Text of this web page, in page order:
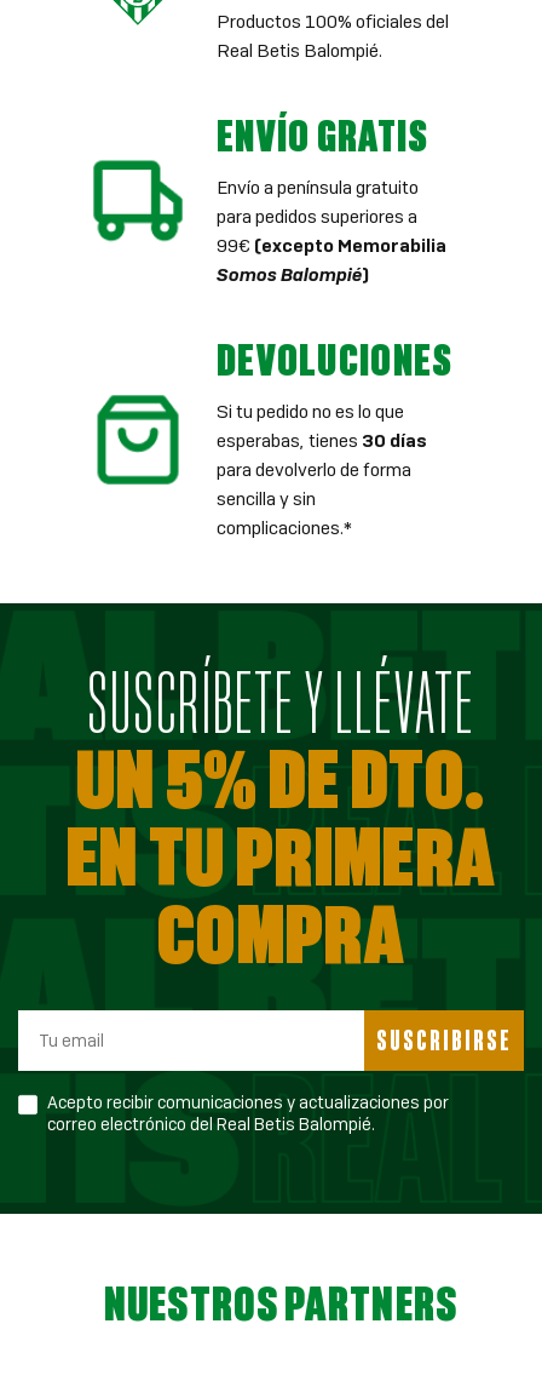
Productos 100% oficiales del
Real Betis Balompié.
ENVÍO GRATIS
Envío a península gratuito
para pedidos superiores a
99€ (excepto Memorabilia
Somos Balompié)
DEVOLUCIONES
Si tu pedido no es lo que
esperabas, tienes 30 días
para devolverlo de forma
sencilla y sin
complicaciones.*
SUSCRÍBETE Y LLÉVATE
UN 5% DE DTO.
EN TU PRIMERA
COMPRA
SUSCRIBIRSE
Acepto recibir comunicaciones y actualizaciones por
correo electrónico del Real Betis Balompié.
NUESTROS PARTNERS